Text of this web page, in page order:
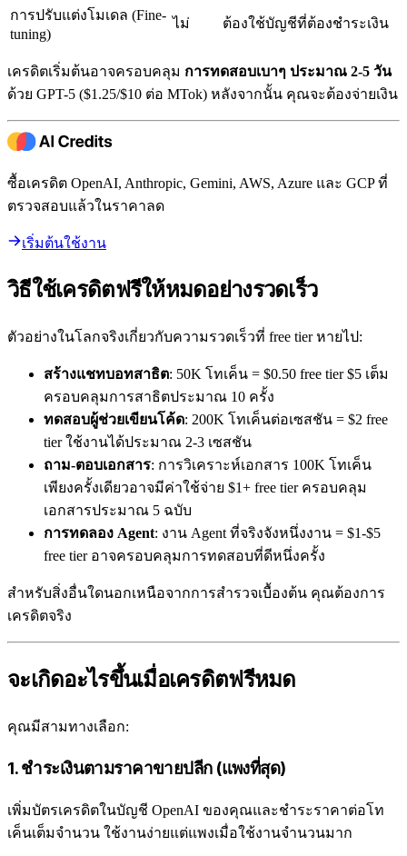
การปรับแต่งโมเดล (Fine-
tuning)
ไม่ ต้องใช้บัญชีที่ต้องชำระเงิน
เครดิตเริ่มต้นอาจครอบคลุม การทดสอบเบาๆ ประมาณ 2-5 วัน
ด้วย GPT-5 ($1.25/$10 ต่อ MTok) หลังจากนั้น คุณจะต้องจ่ายเงิน
ซื้อเครดิต OpenAI, Anthropic, Gemini, AWS, Azure และ GCP ที่
ตรวจสอบแล้วในราคาลด
เริ่มต้นใช้งาน
วิธีใช้เครดิตฟรีให้หมดอย่างรวดเร็ว
ตัวอย่างในโลกจริงเกี่ยวกับความรวดเร็วที่ free tier หายไป:
สร้างแชทบอทสาธิต: 50K โทเค็น = $0.50 free tier $5 เต็ม
ครอบคลุมการสาธิตประมาณ 10 ครั้ง
ทดสอบผู้ช่วยเขียนโค้ด: 200K โทเค็นต่อเซสชัน = $2 free
tier ใช้งานได้ประมาณ 2-3 เซสชัน
ถาม-ตอบเอกสาร: การวิเคราะห์เอกสาร 100K โทเค็น
เพียงครั้งเดียวอาจมีค่าใช้จ่าย $1+ free tier ครอบคลุม
เอกสารประมาณ 5 ฉบับ
การทดลอง Agent: งาน Agent ที่จริงจังหนึ่งงาน = $1-$5
free tier อาจครอบคลุมการทดสอบที่ดีหนึ่งครั้ง
สำหรับสิ่งอื่นใดนอกเหนือจากการสำรวจเบื้องต้น คุณต้องการ
เครดิตจริง
จะเกิดอะไรขึ้นเมื่อเครดิตฟรีหมด
คุณมีสามทางเลือก:
1. ชำระเงินตามราคาขายปลีก (แพงที่สุด)
เพิ่มบัตรเครดิตในบัญชี OpenAI ของคุณและชำระราคาต่อโท
เค็นเต็มจำนวน ใช้งานง่ายแต่แพงเมื่อใช้งานจำนวนมาก